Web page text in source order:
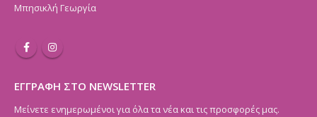
Μπησικλή Γεωργία
ΕΓΓΡΑΦΗ ΣΤΟ NEWSLETTER
Μείνετε ενημερωμένοι για όλα τα νέα και τις προσφορές μας.